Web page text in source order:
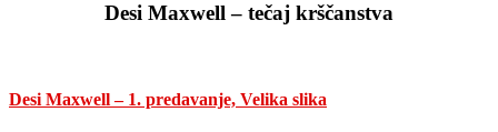
Desi Maxwell – tečaj krščanstva
Desi Maxwell – 1. predavanje, Velika slika